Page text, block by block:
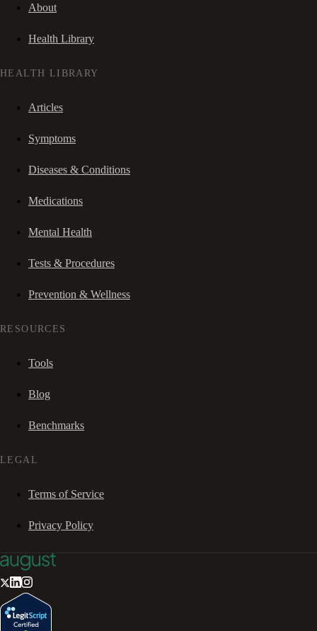
About
Health Library
HEALTH LIBRARY
Articles
Symptoms
Diseases & Conditions
Medications
Mental Health
Tests & Procedures
Prevention & Wellness
RESOURCES
Tools
Blog
Benchmarks
LEGAL
Terms of Service
Privacy Policy